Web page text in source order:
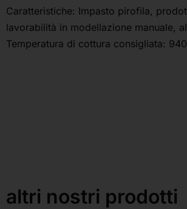
Caratteristiche: Impasto pirofila,
lavorabilità in modellazione manuale,
Temperatura di cottura consigliata:
altri nostri prodotti